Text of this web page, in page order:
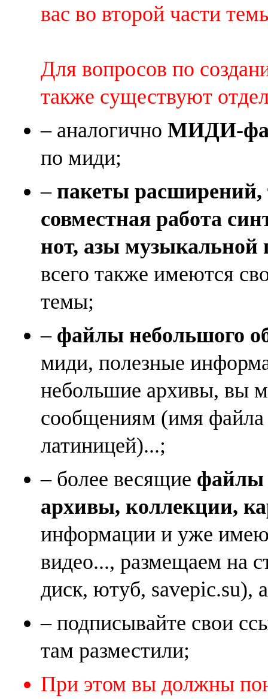
вас во второй части
Для вопросов по
также существуют
– аналогично МИДИ-
по миди;
– пакеты
совместная работа
нот, азы музыкальной
всего также имеются
темы;
– файлы небольшого
миди, полезные
небольшие архивы, вы
сообщениям (имя
латиницей)...;
– более весящие файлы
архивы, коллекции,
информации и уже
видео..., размещаем на
диск, ютуб, savepic.su),
– подписывайте свои
там разместили;
При этом вы должны